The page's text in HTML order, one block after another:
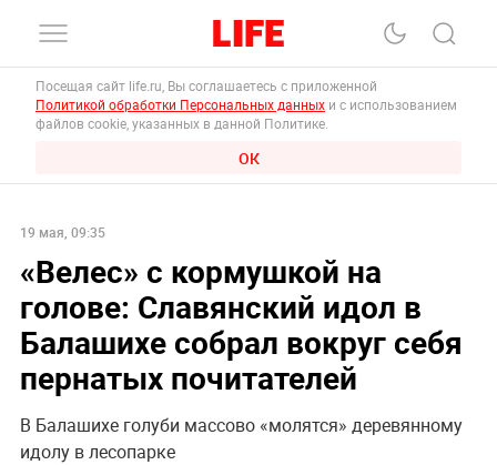
Посещая сайт life.ru, Вы соглашаетесь с приложенной
Политикой обработки Персональных данных и с использованием
файлов cookie, указанных в данной Политике.
ОК
19 мая, 09:35
«Велес» с кормушкой на
голове: Славянский идол в
Балашихе собрал вокруг себя
пернатых почитателей
В Балашихе голуби массово «молятся» деревянному
идолу в лесопарке